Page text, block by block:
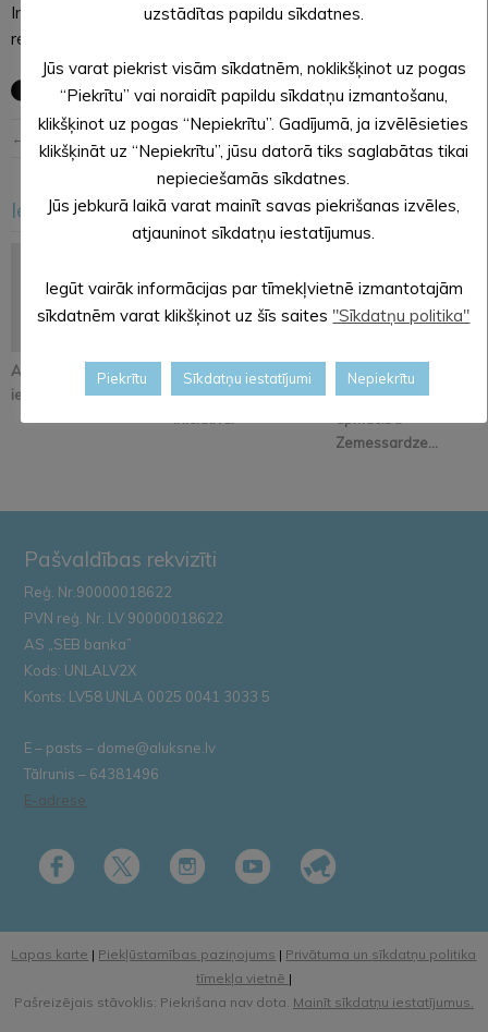
Informācija par pašvaldības izsludinātām izsolēm un izsoļu
rezultātiem
← Iepriekšējā ziņa
Iesakām arī šo
Atjaunos Melleņkalna
ielas segumu
Pastāsti savas domas
par Kopienu svētku
Alūksnē notiks
orientēšanās
Zemessardze...
Pašvaldības rekvizīti
Reģ. Nr.90000018622
PVN reģ. Nr. LV 90000018622
AS „SEB banka”
Kods: UNLALV2X
Konts: LV58 UNLA 0025 0041 3033 5
E – pasts – dome@aluksne.lv
Tālrunis – 64381496
E-adrese
Lapas karte | Piekļūstamības paziņojums | Privātuma un sīkdatņu politika
tīmekļa vietnē |
Pašreizējais stāvoklis: Piekrišana nav dota. Mainīt sīkdatņu iestatījumus.
uzstādītas papildu sīkdatnes.
Jūs varat piekrist visām sīkdatnēm, noklikšķinot uz pogas
“Piekrītu” vai noraidīt papildu sīkdatņu izmantošanu,
klikšķinot uz pogas “Nepiekrītu”. Gadījumā, ja izvēlēsieties
klikšķināt uz “Nepiekrītu”, jūsu datorā tiks saglabātas tikai
nepieciešamās sīkdatnes.
Jūs jebkurā laikā varat mainīt savas piekrišanas izvēles,
atjauninot sīkdatņu iestatījumus.
Iegūt vairāk informācijas par tīmekļvietnē izmantotajām
sīkdatnēm varat klikšķinot uz šīs saites "Sīkdatņu politika"
Piekrītu Sīkdatņu iestatījumi Nepiekrītu